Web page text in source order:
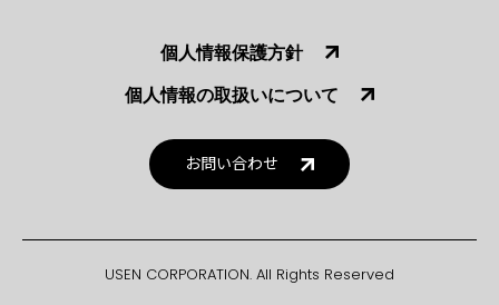
個人情報保護方針
個人情報の取扱いについて
お問い合わせ
USEN CORPORATION. All Rights Reserved